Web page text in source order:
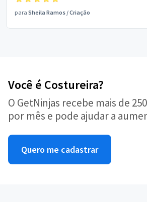
para Sheila Ramos /Criação
Você é Costureira?
O GetNinjas recebe mais de
por mês e pode ajudar a
Quero me cadastrar